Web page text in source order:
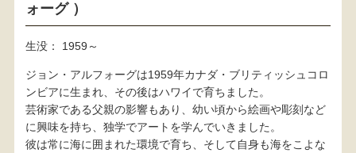
ォーグ ）
生没： 1959～
ジョン・アルフォーグは1959年カナダ・ブリティッシュコロ
ンビアに生まれ、その後はハワイで育ちました。
芸術家である父親の影響もあり、幼い頃から絵画や彫刻など
に興味を持ち、独学でアートを学んでいきました。
彼は常に海に囲まれた環境で育ち、そして自身も海をこよな